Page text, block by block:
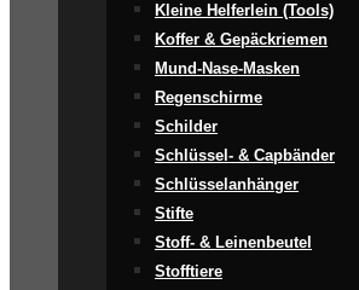
Kleine Helferlein (Tools)
Koffer & Gepäckriemen
Mund-Nase-Masken
Regenschirme
Schilder
Schlüssel- & Capbänder
Schlüsselanhänger
Stifte
Stoff- & Leinenbeutel
Stofftiere